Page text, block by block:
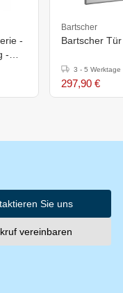
-
-
Bartscher
Bartscher
3 - 5 Werktage
297,90 €
Sie uns
vereinbaren